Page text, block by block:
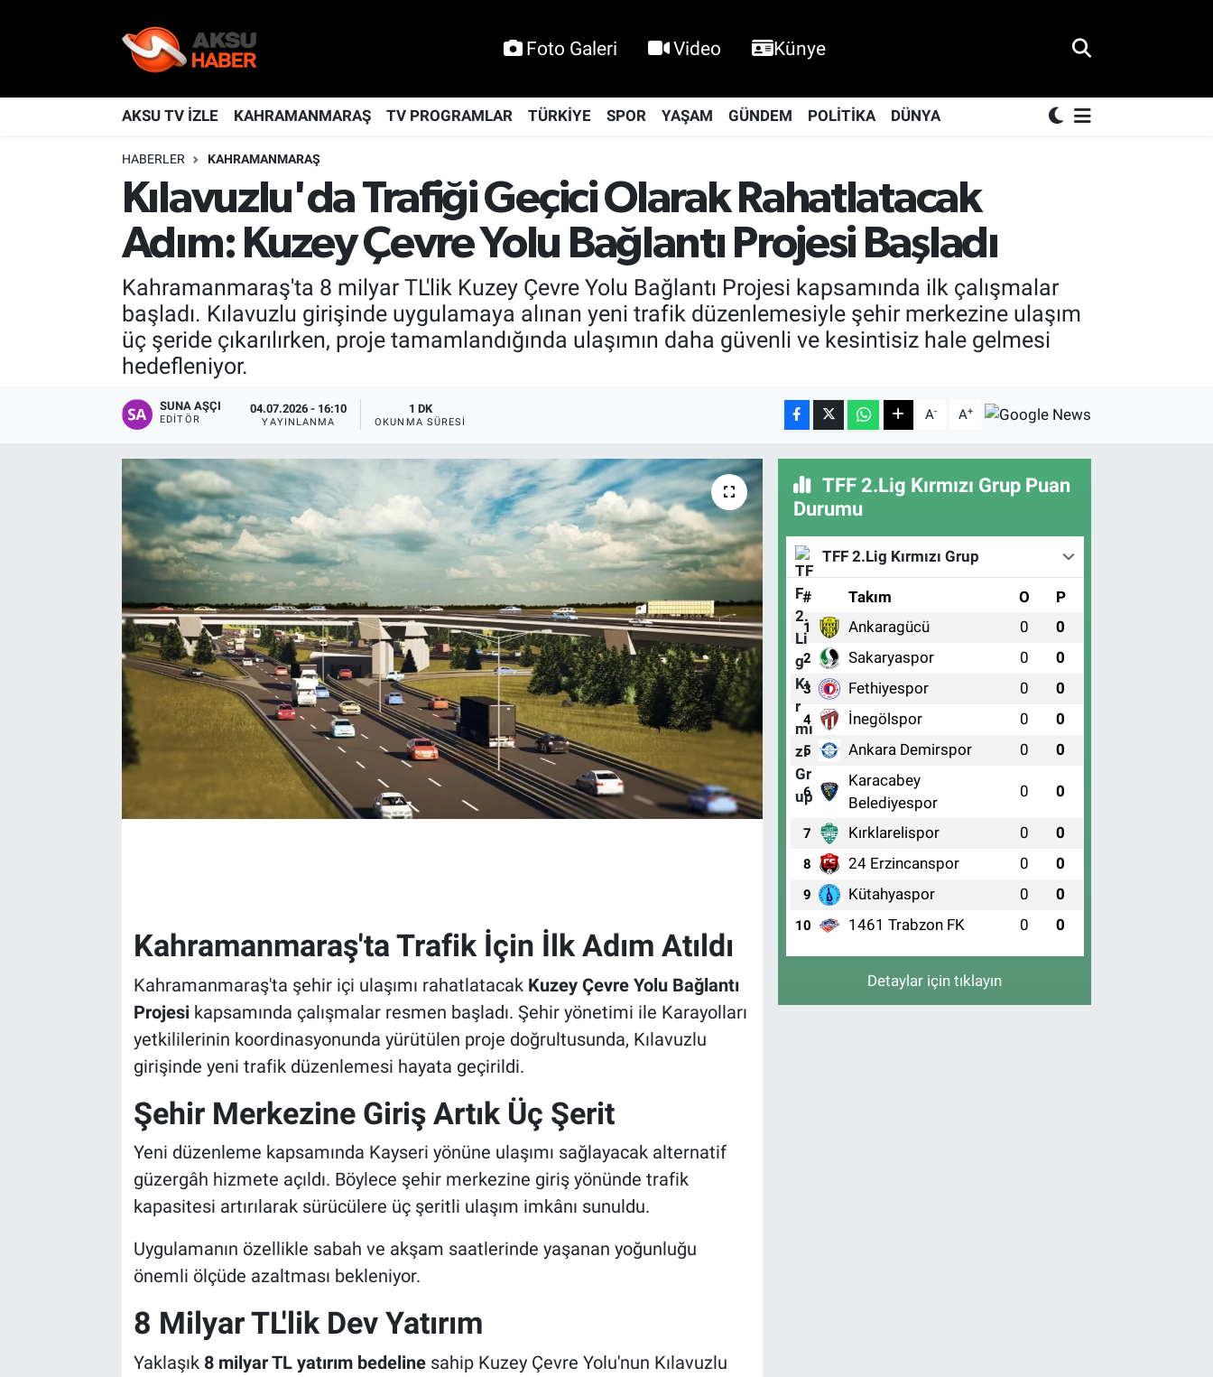
Foto Galeri Video Künye
AKSU TV İZLE KAHRAMANMARAŞ TV PROGRAMLAR TÜRKİYE SPOR YAŞAM GÜNDEM POLİTİKA DÜNYA
HABERLER KAHRAMANMARAŞ
Kılavuzlu'da Trafiği Geçici Olarak Rahatlatacak
Adım: Kuzey Çevre Yolu Bağlantı Projesi Başladı
Kahramanmaraş'ta 8 milyar TL'lik Kuzey Çevre Yolu Bağlantı Projesi kapsamında ilk çalışmalar
başladı. Kılavuzlu girişinde uygulamaya alınan yeni trafik düzenlemesiyle şehir merkezine ulaşım
üç şeride çıkarılırken, proje tamamlandığında ulaşımın daha güvenli ve kesintisiz hale gelmesi
hedefleniyor.
SUNA AŞÇI
EDITÖR
04.07.2026 - 16:10
YAYINLANMA
1 DK
OKUNMA SÜRESI A- A+
Kahramanmaraş'ta Trafik İçin İlk Adım Atıldı
Kahramanmaraş'ta şehir içi ulaşımı rahatlatacak Kuzey Çevre Yolu Bağlantı
Projesikapsamında çalışmalar resmen başladı. Şehir yönetimi ile Karayolları
yetkililerinin koordinasyonunda yürütülen proje doğrultusunda, Kılavuzlu
girişinde yeni trafik düzenlemesi hayata geçirildi.
Şehir Merkezine Giriş Artık Üç Şerit
Yeni düzenleme kapsamında Kayseri yönüne ulaşımı sağlayacak alternatif
güzergâh hizmete açıldı. Böylece şehir merkezine giriş yönünde trafik
kapasitesi artırılarak sürücülere üç şeritli ulaşım imkânı sunuldu.
Uygulamanın özellikle sabah ve akşam saatlerinde yaşanan yoğunluğu
önemli ölçüde azaltması bekleniyor.
8 Milyar TL'lik Dev Yatırım
Yaklaşık 8 milyar TL yatırım bedelinesahip Kuzey Çevre Yolu'nun Kılavuzlu
TFF 2.Lig Kırmızı Grup Puan
Durumu
TFF 2.Lig Kırmızı Grup
# Takım O P
1 Ankaragücü 0 0
2 Sakaryaspor 0 0
3 Fethiyespor 0 0
4 İnegölspor 0 0
5 Ankara Demirspor 0 0
6
Karacabey
Belediyespor
0 0
7 Kırklarelispor 0 0
8 24 Erzincanspor 0 0
9 Kütahyaspor 0 0
10 1461 Trabzon FK 0 0
Detaylar için tıklayın
KAHRAMANMARAŞ
KÜLTÜR-SANAT
TEKNOLOJİ
Nöbetçi Eczaneler
Hava Durumu
Kahramanmaraş Namaz Vakitleri
Trafik Durumu
TFF 2.Lig Kırmızı Grup Puan Durumu ve Fikstür
Tüm Manşetler
Son Dakika Haberleri